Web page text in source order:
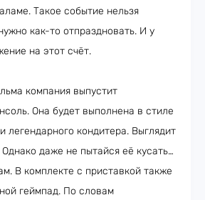
Такое событие нельзя
как-то отпраздновать. И у
на этот счёт.
компания выпустит
Она будет выполнена в стиле
легендарного кондитера. Выглядит
Однако даже не пытайся её кусать…
В комплекте с приставкой также
геймпад. По словам